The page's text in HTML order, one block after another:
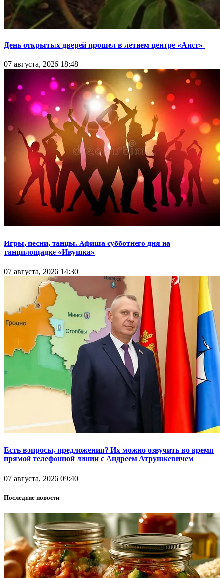
День открытых дверей прошел в летнем центре «Аист»
07 августа, 2026 18:48
Игры, песни, танцы. Афиша субботнего дня на
танцплощадке «Ивушка»
07 августа, 2026 14:30
Есть вопросы, предложения? Их можно озвучить во время
прямой телефонной линии с Андреем Атрушкевичем
07 августа, 2026 09:40
Последние новости